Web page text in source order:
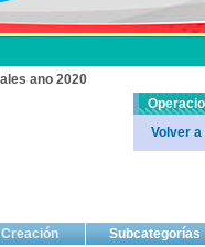
ano 2020
Subcategorías
Volver